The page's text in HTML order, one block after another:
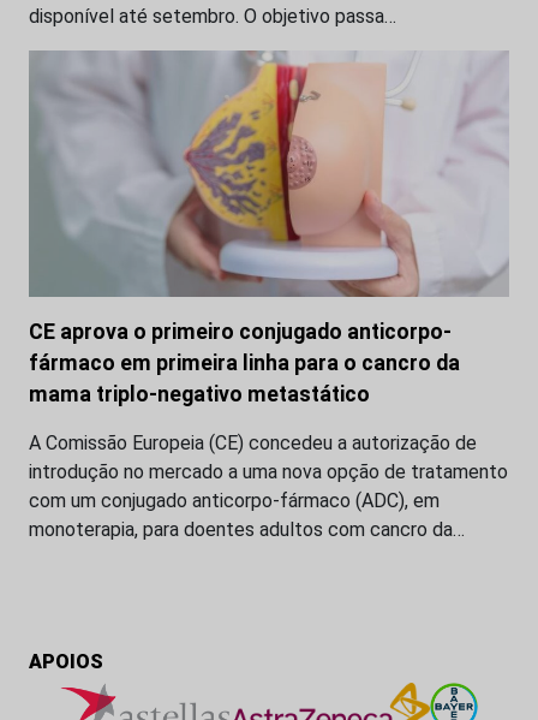
disponível até setembro. O objetivo passa…
CE aprova o primeiro conjugado anticorpo-
fármaco em primeira linha para o cancro da
mama triplo-negativo metastático
A Comissão Europeia (CE) concedeu a autorização de
introdução no mercado a uma nova opção de tratamento
com um conjugado anticorpo-fármaco (ADC), em
monoterapia, para doentes adultos com cancro da…
APOIOS